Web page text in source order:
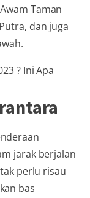
Taman
dan juga
jarak berjalan
perlu risau
bas